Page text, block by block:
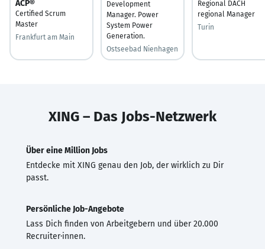
ACP®
Certified Scrum
Master
Frankfurt am Main
Development
Manager. Power
System Power
Generation.
Ostseebad Nienhagen
Regional DACH
regional Manager
Turin
XING – Das Jobs-Netzwerk
Über eine Million Jobs
Entdecke mit XING genau den Job, der wirklich zu Dir
passt.
Persönliche Job-Angebote
Lass Dich finden von Arbeitgebern und über 20.000
Recruiter·innen.